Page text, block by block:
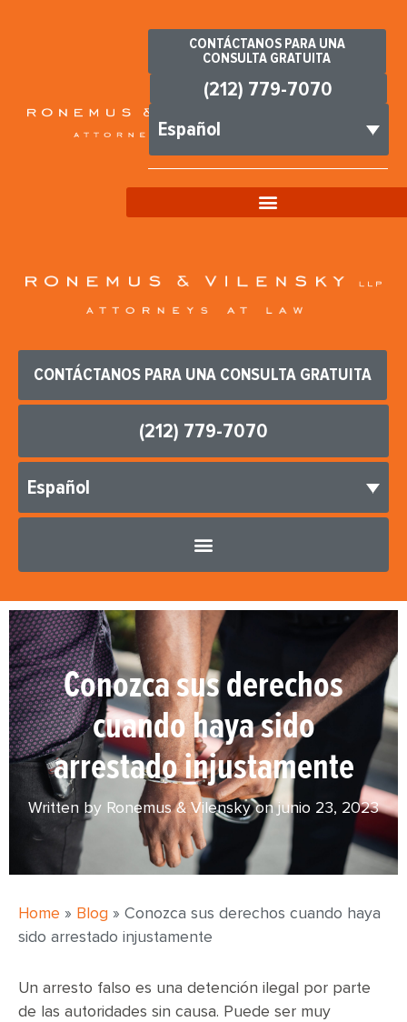
CONTÁCTANOS PARA UNA
CONSULTA GRATUITA
(212) 779-7070
Español
CONTÁCTANOS PARA UNA CONSULTA GRATUITA
(212) 779-7070
Español
Conozca sus derechos
cuando haya sido
arrestado injustamente
Written by Ronemus & Vilensky onjunio 23, 2023
Home » Blog » Conozca sus derechos cuando haya
sido arrestado injustamente
Un arresto falso es una detención ilegal por parte
de las autoridades sin causa. Puede ser muy